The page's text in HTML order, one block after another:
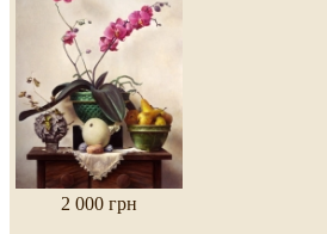
2 000 грн